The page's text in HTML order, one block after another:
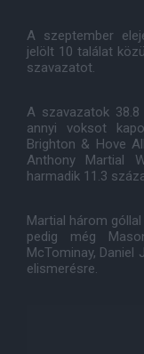
A szeptember
jelölt 10 találat
szavazatot.
A szavazatok
annyi voksot
Brighton & Hove
Anthony Martial
harmadik 11.3
Martial három
pedig még
McTominay,
elismerésre.